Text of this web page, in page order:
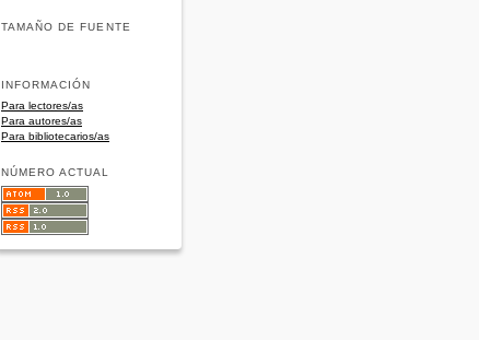
TAMAÑO DE FUENTE
INFORMACIÓN
Para lectores/as
Para autores/as
Para bibliotecarios/as
NÚMERO ACTUAL